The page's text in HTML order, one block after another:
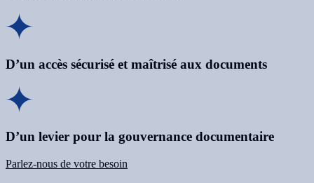
D’un accès sécurisé et maîtrisé aux documents
D’un levier pour la gouvernance documentaire
Parlez-nous de votre besoin